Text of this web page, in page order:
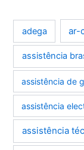
adega ar-
assistência
assistência de
assistência
assistência